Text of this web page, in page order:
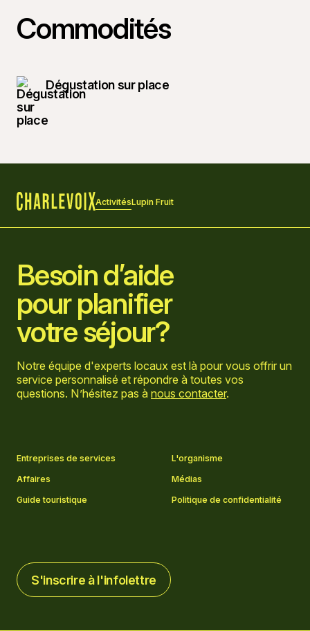
Commodités
Dégustation sur place
ActivitésLupin Fruit
Besoin d’aide
pour planifier
votre séjour?
Notre équipe d'experts locaux est là pour vous offrir un
service personnalisé et répondre à toutes vos
questions. N’hésitez pas à nous contacter.
Entreprises de services
L'organisme
Affaires
Médias
Guide touristique
Politique de confidentialité
S'inscrire à l'infolettre
S'inscrire à l'infolettre